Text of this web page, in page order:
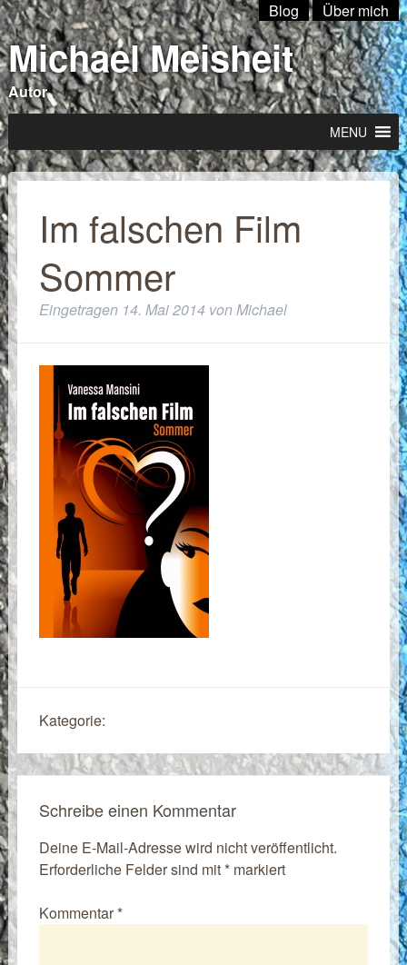
Blog Über mich
Michael Meisheit
Autor
MENU
Im falschen Film
Sommer
Eingetragen 14. Mai 2014 vonMichael
Kategorie:
Schreibe einen Kommentar
Deine E-Mail-Adresse wird nicht veröffentlicht.
Erforderliche Felder sind mit*markiert
Kommentar*